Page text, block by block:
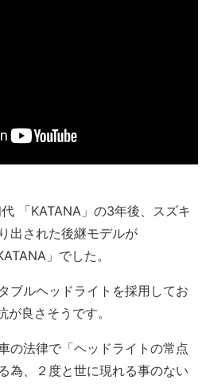
「KATANA」の3年後、スズキ
出された後継モデルが
」でした。
ブルヘッドライトを採用してお
が良さそうです。
の法律で「ヘッドライトの常点
為、２度と世に現れる事のない